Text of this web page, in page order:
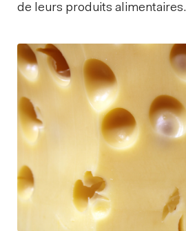
de leurs produits alimentaires.